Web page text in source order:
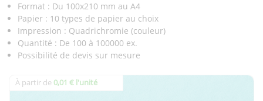
Format : Du 100x210 mm au A4
Papier : 10 types de papier au choix
Impression : Quadrichromie (couleur)
Quantité : De 100 à 100000 ex.
Possibilité de devis sur mesure
À partir de 0,01 € l'unité